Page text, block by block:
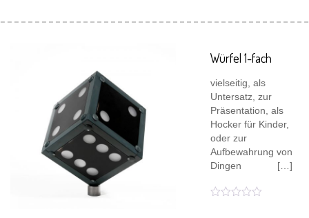
Würfel 1-fach
vielseitig, als
Untersatz, zur
Präsentation, als
Hocker für Kinder,
oder zur
Aufbewahrung von
Dingen […]